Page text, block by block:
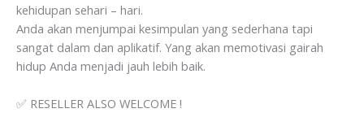
kehidupan sehari – hari.
Anda akan menjumpai kesimpulan yang sederhana tapi
sangat dalam dan aplikatif. Yang akan memotivasi gairah
hidup Anda menjadi jauh lebih baik.
✅ RESELLER ALSO WELCOME !